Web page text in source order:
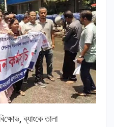
ব্যাংকে তালা